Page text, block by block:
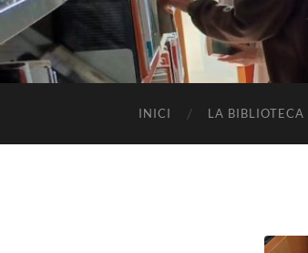
INICI LA BIBLIOTECA